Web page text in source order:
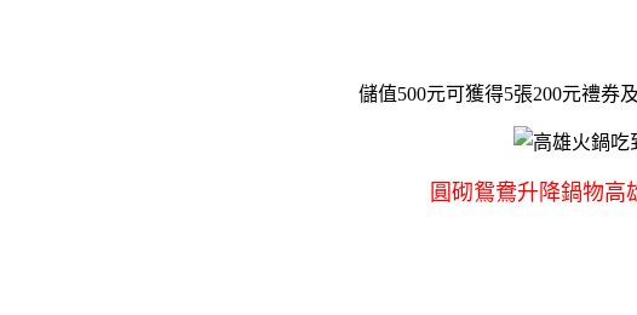
儲值500元可獲得5張200元禮券
圓砌鴛鴦升降鍋物高